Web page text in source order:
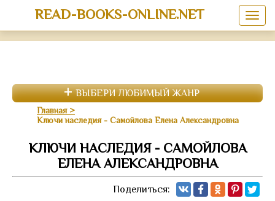
READ-BOOKS-ONLINE.NET
ВЫБЕРИ ЛЮБИМЫЙ ЖАНР
Главная
Ключи наследия - Самойлова Елена Александровна
КЛЮЧИ НАСЛЕДИЯ - САМОЙЛОВА
ЕЛЕНА АЛЕКСАНДРОВНА
Поделиться: